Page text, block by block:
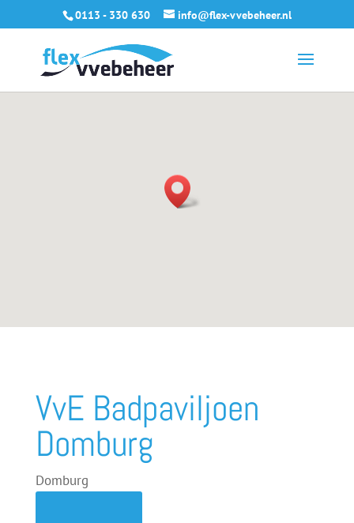
0113 - 330 630 info@flex-vvebeheer.nl
VvE Badpaviljoen
Domburg
Domburg